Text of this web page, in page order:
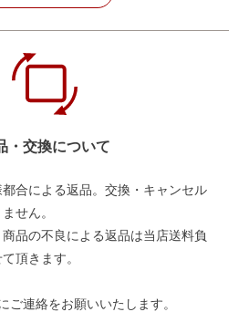
・交換について
合による返品。交換・キャンセル
せん。
品の不良による返品は当店送料負
頂きます。
連絡をお願いいたします。